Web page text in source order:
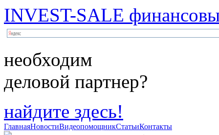
INVEST-SALE
необходим
деловой партнер?
найдите здесь!
ГлавнаяНовостиВидеопомощникСтатьиКонтакты